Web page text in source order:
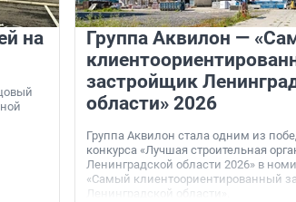
на
Группа Аквилон —
застройщик
области» 2026
Группа Аквилон стала одним из
конкурса «Лучшая строительная
Ленинградской области 2026» в
«Самый клиентоориентированный
Ленинградской области».